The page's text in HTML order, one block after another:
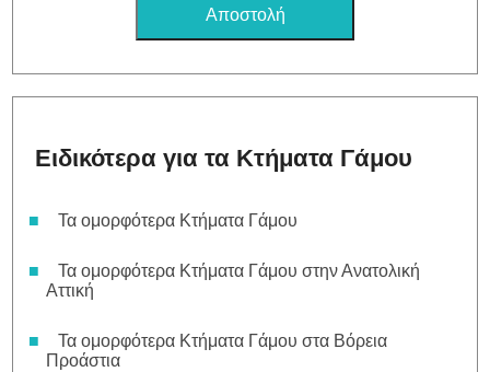
Ειδικότερα για τα Κτήματα Γάμου
Τα ομορφότερα Κτήματα Γάμου
Τα ομορφότερα Κτήματα Γάμου στην Ανατολική
Αττική
Τα ομορφότερα Κτήματα Γάμου στα Βόρεια
Προάστια